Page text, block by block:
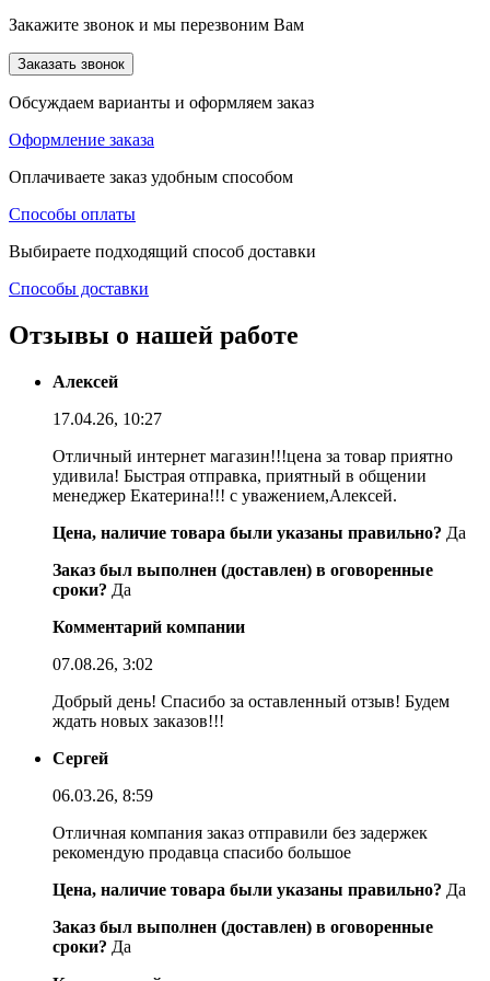
Закажите звонок и мы перезвоним Вам
Заказать звонок
Обсуждаем варианты и оформляем заказ
Оформление заказа
Оплачиваете заказ удобным способом
Способы оплаты
Выбираете подходящий способ доставки
Способы доставки
Отзывы о нашей работе
Алексей
17.04.26, 10:27
Отличный интернет магазин!!!цена за товар приятно
удивила! Быстрая отправка, приятный в общении
менеджер Екатерина!!! с уважением,Алексей.
Цена, наличие товара были указаны правильно? Да
Заказ был выполнен (доставлен) в оговоренные
сроки? Да
Комментарий компании
07.08.26, 3:02
Добрый день! Спасибо за оставленный отзыв! Будем
ждать новых заказов!!!
Сергей
06.03.26, 8:59
Отличная компания заказ отправили без задержек
рекомендую продавца спасибо большое
Цена, наличие товара были указаны правильно? Да
Заказ был выполнен (доставлен) в оговоренные
сроки? Да